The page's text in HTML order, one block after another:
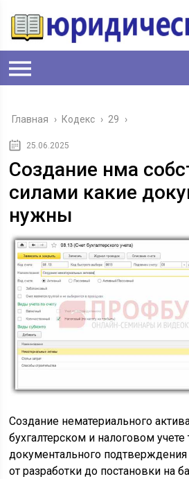
Главная › Кодекс › 29 ›
25.06.2025
Создание нма
силами какие
нужны
Создание нематериального
бухгалтерском и налоговом учете
документального
от разработки до постановки на